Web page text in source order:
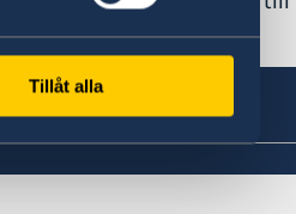
Tillåt alla